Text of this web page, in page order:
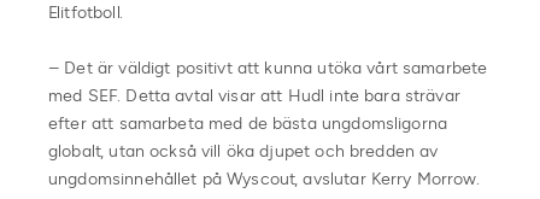
Elitfotboll.
– Det är väldigt positivt att kunna utöka vårt samarbete
med SEF. Detta avtal visar att Hudl inte bara strävar
efter att samarbeta med de bästa ungdomsligorna
globalt, utan också vill öka djupet och bredden av
ungdomsinnehållet på Wyscout, avslutar Kerry Morrow.